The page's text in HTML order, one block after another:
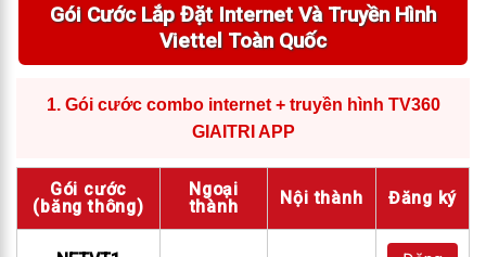
Gói Cước Lắp Đặt Internet Và Truyền Hình
Viettel Toàn Quốc
1. Gói cước combo internet + truyền hình TV360
GIAITRI APP
Gói cước
(băng thông)
Ngoại
thành
Nội thành Đăng ký